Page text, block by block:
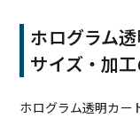
ホログラム
サイズ・加
ホログラム透明カー